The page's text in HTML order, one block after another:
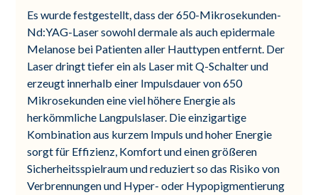
Es wurde festgestellt, dass der 650-Mikrosekunden-
Nd:YAG-Laser sowohl dermale als auch epidermale
Melanose bei Patienten aller Hauttypen entfernt. Der
Laser dringt tiefer ein als Laser mit Q-Schalter und
erzeugt innerhalb einer Impulsdauer von 650
Mikrosekunden eine viel höhere Energie als
herkömmliche Langpulslaser. Die einzigartige
Kombination aus kurzem Impuls und hoher Energie
sorgt für Effizienz, Komfort und einen größeren
Sicherheitsspielraum und reduziert so das Risiko von
Verbrennungen und Hyper- oder Hypopigmentierung